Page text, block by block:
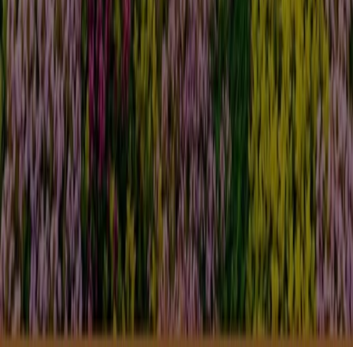
Tiendeo ist Teil von Shopfully, dem Tech-Unternehmen,
das das lokale Einkaufen weltweit neu erfindet.
Tiendeo
Was wir machen
Business-Lösungen
Nachrichten und Medien
Mit uns arbeiten
Kontakt aufnehmen
Marketing- und Geschäftsanfragen
Geschäft falsch auf der Karte geortet